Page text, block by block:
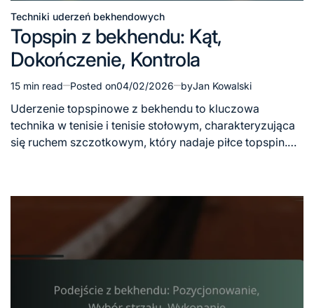
Posted
Techniki uderzeń bekhendowych
Topspin z bekhendu: Kąt,
Dokończenie, Kontrola
Estimated
read
time
15 min read Posted on04/02/2026 byJan Kowalski
Uderzenie topspinowe z bekhendu to kluczowa
technika w tenisie i tenisie stołowym, charakteryzująca
się ruchem szczotkowym, który nadaje piłce topspin.…